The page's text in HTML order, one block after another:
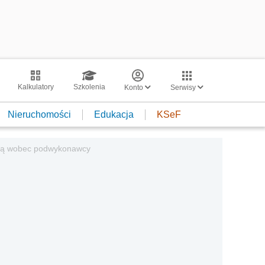
Kalkulatory Szkolenia Konto Serwisy
Nieruchomości Edukacja KSeF
wobec podwykonawcy